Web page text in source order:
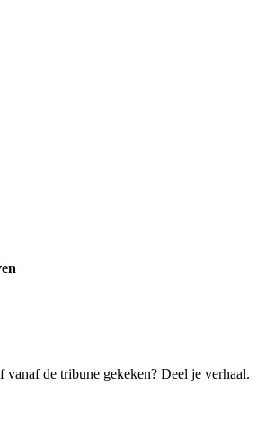
vanaf de tribune gekeken? Deel je verhaal.